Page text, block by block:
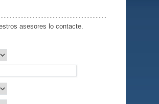
asesores lo contacte.